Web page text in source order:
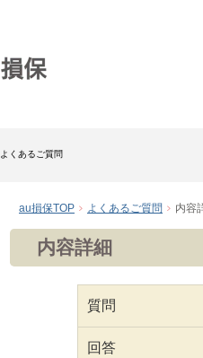
よくあるご質問
au損保TOP よくあるご質問 内容
内容詳細
質問
回答